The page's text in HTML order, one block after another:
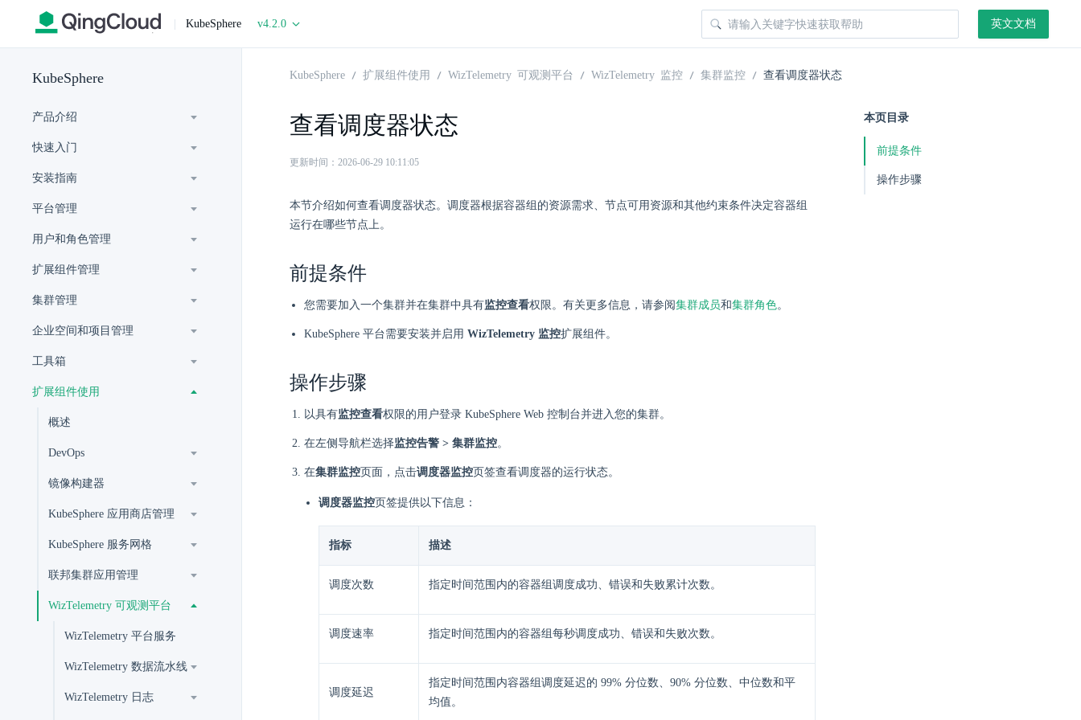
| KubeSphere v4.2.0 英文文档
KubeSphere
产品介绍
快速入门
安装指南
平台管理
用户和角色管理
扩展组件管理
集群管理
企业空间和项目管理
工具箱
扩展组件使用
概述
DevOps
镜像构建器
KubeSphere 应用商店管理
KubeSphere 服务网格
联邦集群应用管理
WizTelemetry 可观测平台
WizTelemetry 平台服务
WizTelemetry 数据流水线
WizTelemetry 日志
KubeSphere 扩展组件使用 WizTelemetry 可观测平台 WizTelemetry 监控 集群监控 查看调度器状态
查看调度器状态
更新时间：2026-06-29 10:11:05
本节介绍如何查看调度器状态。调度器根据容器组的资源需求、节点可用资源和其他约束条件决定容器组
运行在哪些节点上。
前提条件
您需要加入一个集群并在集群中具有监控查看权限。有关更多信息，请参阅集群成员和集群角色。
KubeSphere 平台需要安装并启用 WizTelemetry 监控扩展组件。
操作步骤
以具有监控查看权限的用户登录 KubeSphere Web 控制台并进入您的集群。
在左侧导航栏选择监控告警 > 集群监控。
在集群监控页面，点击调度器监控页签查看调度器的运行状态。
调度器监控页签提供以下信息：
指标 描述
调度次数 指定时间范围内的容器组调度成功、错误和失败累计次数。
调度速率 指定时间范围内的容器组每秒调度成功、错误和失败次数。
调度延迟
指定时间范围内容器组调度延迟的 99% 分位数、90% 分位数、中位数和平
均值。
本页目录
前提条件
操作步骤